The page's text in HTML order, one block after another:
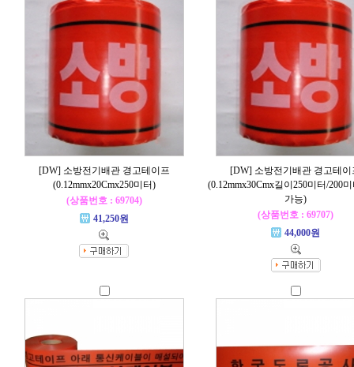
[DW] 소방전기배관 경고테이프
(0.12mmx20Cmx250미터)
(상품번호 : 69704)
41,250원
[DW] 소방전기배관 경고테이
(0.12mmx30Cmx길이250미터/200
가능)
(상품번호 : 69707)
44,000원